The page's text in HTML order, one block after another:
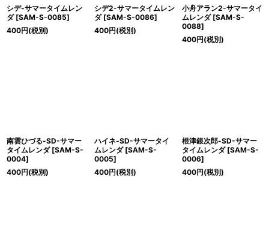
シデ-サマータイムレン
ダ [SAM-S-0085]
400円(税別)
シデ2-サマータイムレン
ダ [SAM-S-0086]
400円(税別)
小舟アラン2-サマータイ
ムレンダ [SAM-S-
0088]
400円(税別)
南雲ひづる-SD-サマー
タイムレンダ [SAM-S-
0004]
400円(税別)
ハイネ-SD-サマータイ
ムレンダ [SAM-S-
0005]
400円(税別)
根津銀次郎-SD-サマー
タイムレンダ [SAM-S-
0006]
400円(税別)